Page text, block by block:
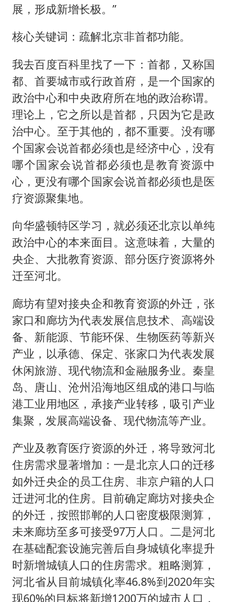
展，形成新增长极。”
核心关键词：疏解北京非首都功能。
我去百度百科里找了一下：首都，又称国
都、首要城市或行政首府，是一个国家的
政治中心和中央政府所在地的政治称谓。
理论上，它之所以是首都，只因为它是政
治中心。至于其他的，都不重要。没有哪
个国家会说首都必须也是经济中心，没有
哪个国家会说首都必须也是教育资源中
心，更没有哪个国家会说首都必须也是医
疗资源聚集地。
向华盛顿特区学习，就必须还北京以单纯
政治中心的本来面目。这意味着，大量的
央企、大批教育资源、部分医疗资源将外
迁至河北。
廊坊有望对接央企和教育资源的外迁，张
家口和廊坊为代表发展信息技术、高端设
备、新能源、节能环保、生物医药等新兴
产业，以承德、保定、张家口为代表发展
休闲旅游、现代物流和金融服务业。秦皇
岛、唐山、沧州沿海地区组成的港口与临
港工业用地区，承接产业转移，吸引产业
集聚，发展高端设备、现代物流等产业。
产业及教育医疗资源的外迁，将导致河北
住房需求显著增加：一是北京人口的迁移
如外迁央企的员工住房、非京户籍的人口
迁进河北的住房。目前确定廊坊对接央企
的外迁，按照邯郸的人口密度极限测算，
未来廊坊至多可接受97万人口。二是河北
在基础配套设施完善后自身城镇化率提升
时新增城镇人口的住房需求。粗略测算，
河北省从目前城镇化率46.8%到2020年实
现60%的目标将新增1200万的城市人口，